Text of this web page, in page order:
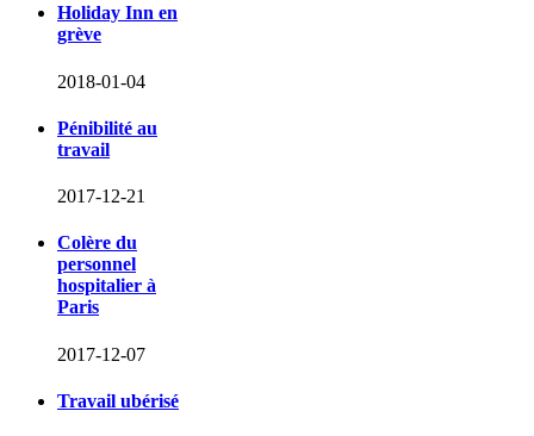
Holiday Inn en
grève
2018-01-04
Pénibilité au
travail
2017-12-21
Colère du
personnel
hospitalier à
Paris
2017-12-07
Travail ubérisé